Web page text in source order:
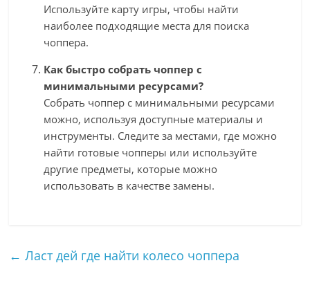
Используйте карту игры, чтобы найти
наиболее подходящие места для поиска
чоппера.
Как быстро собрать чоппер с
минимальными ресурсами?
Собрать чоппер с минимальными ресурсами
можно, используя доступные материалы и
инструменты. Следите за местами, где можно
найти готовые чопперы или используйте
другие предметы, которые можно
использовать в качестве замены.
← Ласт дей где найти колесо чоппера